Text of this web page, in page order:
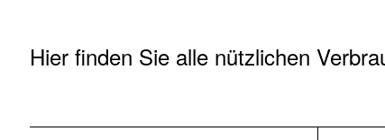
Hier finden Sie alle nützlichen